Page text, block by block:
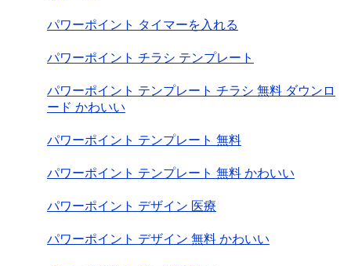
パワーポイント タイマーを入れる
パワーポイント チラシ テンプレート
パワーポイント テンプレート チラシ 無料 ダウンロ
ード かわいい
パワーポイント テンプレート 無料
パワーポイント テンプレート 無料 かわいい
パワーポイント デザイン 医療
パワーポイント デザイン 無料 かわいい